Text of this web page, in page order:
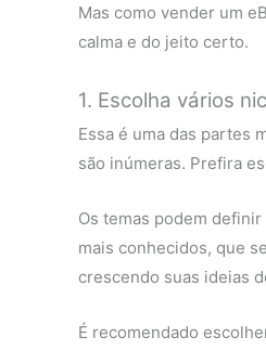
Mas como vender um
calma e do jeito certo.
1. Escolha vários
Essa é uma das partes
são inúmeras. Prefira
Os temas podem
mais conhecidos, que
crescendo suas ideias
É recomendado